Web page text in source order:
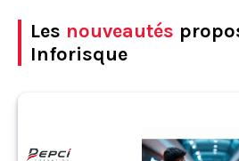
Les nouveautés
Inforisque